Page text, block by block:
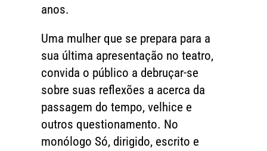
anos.
Uma mulher que se prepara para a
sua última apresentação no teatro,
convida o público a debruçar-se
sobre suas reflexões a acerca da
passagem do tempo, velhice e
outros questionamento. No
monólogo Só, dirigido, escrito e